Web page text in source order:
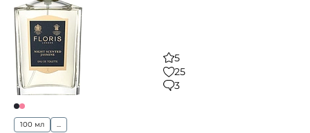
5
25
3
100 мл ...